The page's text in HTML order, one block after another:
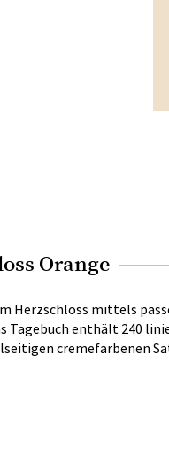
Orange
Herzschloss mittels
Tagebuch enthält 240
cremefarbenen